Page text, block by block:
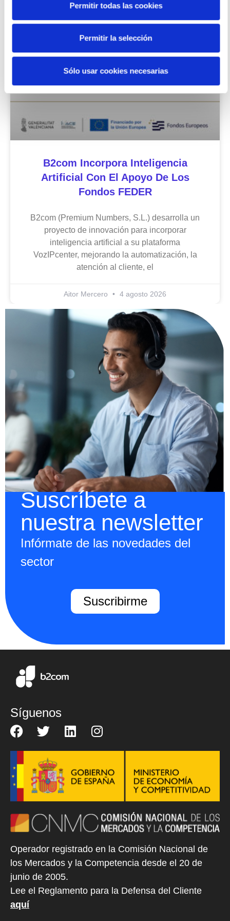
Permitir todas las cookies
Permitir la selección
Sólo usar cookies necesarias
Icíar Bermúdez 5 agosto 2026
Uncategorized
B2com Incorpora Inteligencia
Artificial Con El Apoyo De Los
Fondos FEDER
B2com (Premium Numbers, S.L.) desarrolla un
proyecto de innovación para incorporar
inteligencia artificial a su plataforma
VozIPcenter, mejorando la automatización, la
atención al cliente, el
Aitor Mercero 4 agosto 2026
Suscríbete a
nuestra newsletter
Infórmate de las novedades del
sector
Suscribirme
Síguenos
Operador registrado en la Comisión Nacional de
los Mercados y la Competencia desde el 20 de
junio de 2005.
Lee el Reglamento para la Defensa del Cliente
aquí